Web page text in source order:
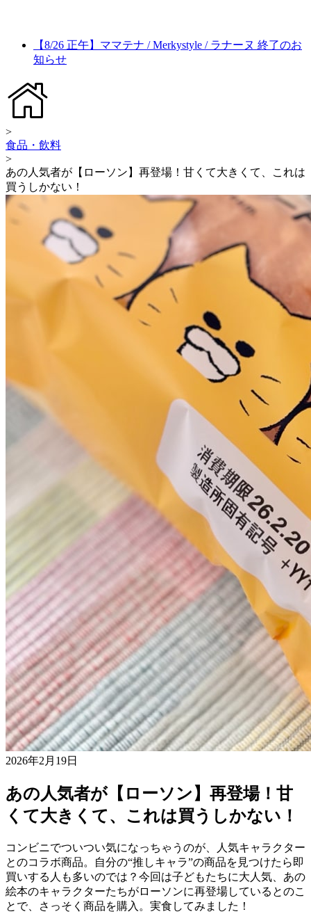
【8/26 正午】ママテナ / Merkystyle / ラナーヌ 終了のお
知らせ
>
食品・飲料
>
あの人気者が【ローソン】再登場！甘くて大きくて、これは
買うしかない！
2026年2月19日
あの人気者が【ローソン】再登場！甘
くて大きくて、これは買うしかない！
コンビニでついつい気になっちゃうのが、人気キャラクター
とのコラボ商品。自分の“推しキャラ”の商品を見つけたら即
買いする人も多いのでは？今回は子どもたちに大人気、あの
絵本のキャラクターたちがローソンに再登場しているとのこ
とで、さっそく商品を購入。実食してみました！